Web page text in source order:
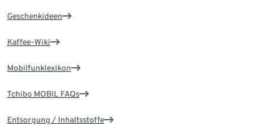
Geschenkideen
Kaffee-Wiki
Mobilfunklexikon
Tchibo MOBIL FAQs
Entsorgung / Inhaltsstoffe